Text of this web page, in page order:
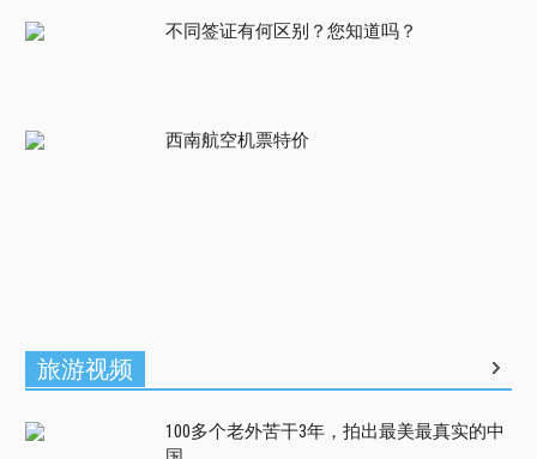
不同签证有何区别？您知道吗？
西南航空机票特价
旅游视频
100多个老外苦干3年，拍出最美最真实的中